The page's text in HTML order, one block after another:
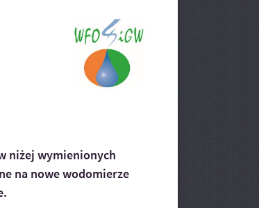
niżej wymienionych
na nowe wodomierze